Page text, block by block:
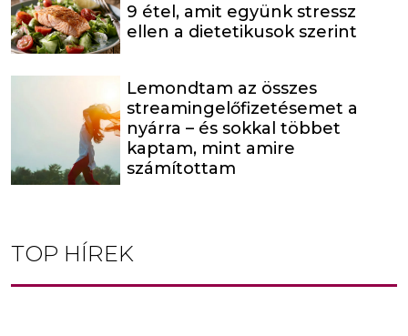
9 étel, amit együnk stressz
ellen a dietetikusok szerint
Lemondtam az összes
streamingelőfizetésemet a
nyárra – és sokkal többet
kaptam, mint amire
számítottam
TOP HÍREK